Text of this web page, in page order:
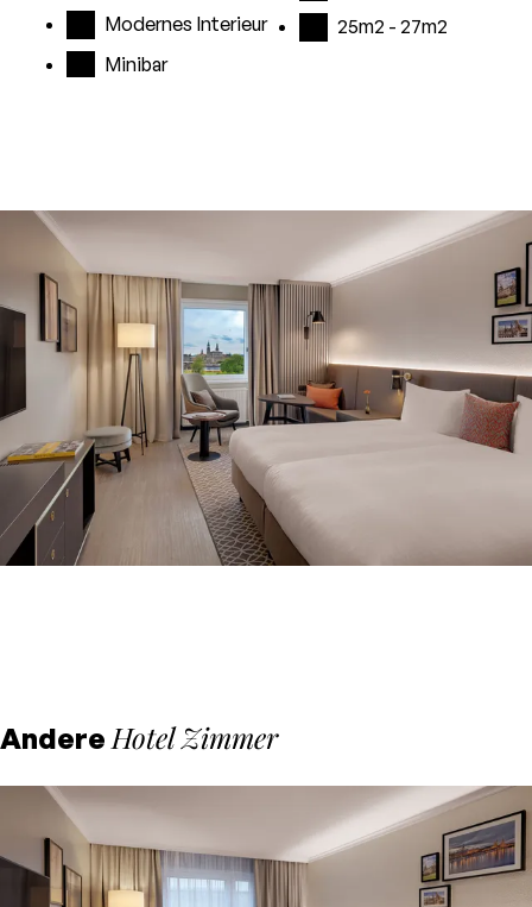
Modernes Interieur
Minibar
25m2 - 27m2
AndereHotel Zimmer